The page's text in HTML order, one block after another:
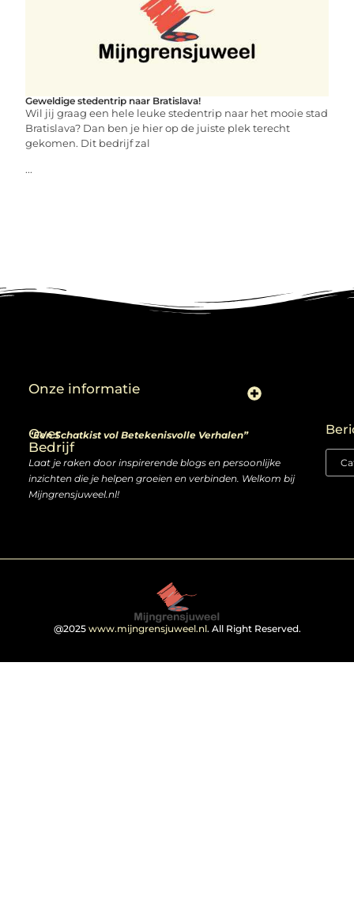
Geweldige stedentrip naar Bratislava!
Wil jij graag een hele leuke stedentrip naar het mooie stad
Bratislava? Dan ben je hier op de juiste plek terecht
gekomen. Dit bedrijf zal
...
Over
Bedrijf
“Een Schatkist vol Betekenisvolle Verhalen”
Laat je raken door inspirerende blogs en persoonlijke
inzichten die je helpen groeien en verbinden. Welkom bij
Mijngrensjuweel.nl!
Onze informatie
@2025 www.mijngrensjuweel.nl. All Right Reserved.